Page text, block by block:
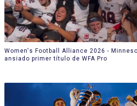
Women's Football Alliance 2026 -
ansiado primer título de WFA Pro